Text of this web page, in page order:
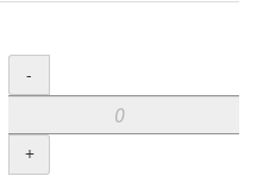
Menge
-
+